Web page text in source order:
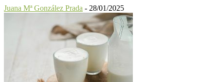
Juana Mª González Prada - 28/01/2025